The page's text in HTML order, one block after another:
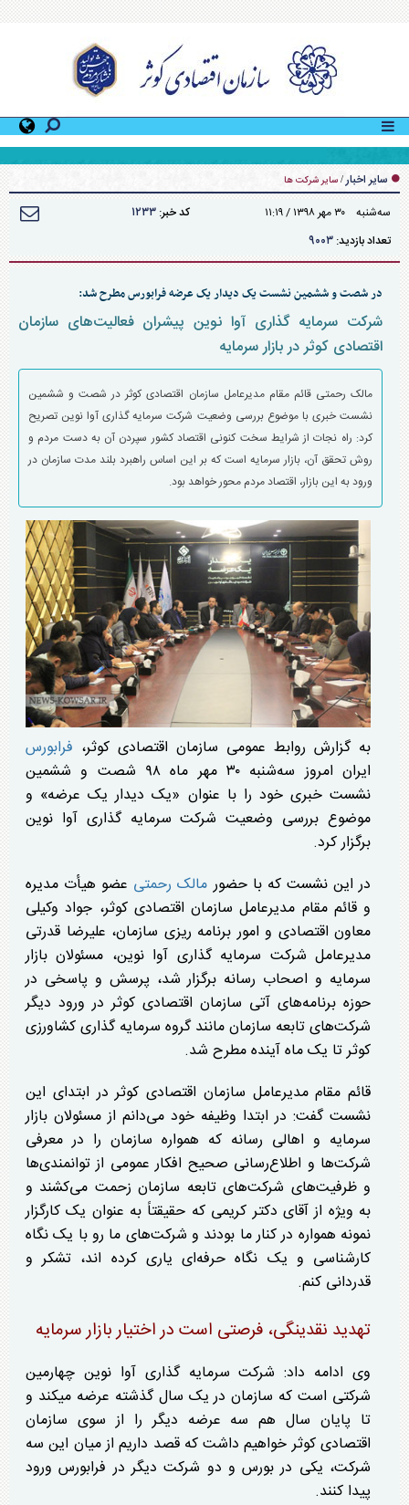
مدیرعامل محترم گروه سرمایه گذاری سپهر صادرات
سایر اخبار / سایر شرکت ها
سه‌شنبه ۳۰ مهر ۱۳۹۸ / ۱۱:۱۹ کد خبر: ۱۲۳۳
تعداد بازدید: ۹۰۰۳
در شصت و ششمین نشست یک دیدار یک عرضه فرابورس مطرح شد:
شرکت سرمایه گذاری آوا نوین پیشران فعالیت‌های سازمان
اقتصادی کوثر در بازار سرمایه
مالک رحمتی قائم مقام مدیرعامل سازمان اقتصادی کوثر در شصت و ششمین
نشست خبری با موضوع بررسی وضعیت شرکت سرمایه گذاری آوا نوین تصریح
کرد: راه نجات از شرایط سخت کنونی اقتصاد کشور سپردن آن به دست مردم و
روش تحقق آن، بازار سرمایه است که بر این اساس راهبرد بلند مدت سازمان در
ورود به این بازار، اقتصاد مردم محور خواهد بود.
به گزارش روابط عمومی سازمان اقتصادی کوثر، فرابورس
ایران امروز سه‌شنبه ۳۰ مهر ماه ۹۸ شصت و ششمین
نشست خبری خود را با عنوان «یک دیدار یک عرضه» و
موضوع بررسی وضعیت شرکت سرمایه گذاری آوا نوین
برگزار کرد.
در این نشست که با حضورمالک رحمتی عضو هیأت مدیره
و قائم مقام مدیرعامل سازمان اقتصادی کوثر، جواد وکیلی
معاون اقتصادی و امور برنامه ریزی سازمان، علیرضا قدرتی
مدیرعامل شرکت سرمایه گذاری آوا نوین، مسئولان بازار
سرمایه و اصحاب رسانه برگزار شد، پرسش و پاسخی در
حوزه برنامه‌های آتی سازمان اقتصادی کوثر در ورود دیگر
شرکت‌های تابعه سازمان مانند گروه سرمایه گذاری کشاورزی
کوثر تا یک ماه آینده مطرح شد.
قائم مقام مدیرعامل سازمان اقتصادی کوثر در ابتدای این
نشست گفت: در ابتدا وظیفه خود می‌دانم از مسئولان بازار
سرمایه و اهالی رسانه که همواره سازمان را در معرفی
شرکت‌ها و اطلاع‌رسانی صحیح افکار عمومی از توانمندی‌ها
و ظرفیت‌های شرکت‌های تابعه سازمان زحمت می‌کشند و
به ویژه از آقای دکتر کریمی که حقیقتاً به عنوان یک کارگزار
نمونه همواره در کنار ما بودند و شرکت‌های ما رو با یک نگاه
کارشناسی و یک نگاه حرفه‌ای یاری کرده اند، تشکر و
قدردانی کنم.
تهدید نقدینگی، فرصتی است در اختیار بازار سرمایه
وی ادامه داد: شرکت سرمایه گذاری آوا نوین چهارمین
شرکتی است که سازمان در یک سال گذشته عرضه میکند و
تا پایان سال هم سه عرضه دیگر را از سوی سازمان
اقتصادی کوثر خواهیم داشت که قصد داریم از میان این سه
شرکت، یکی در بورس و دو شرکت دیگر در فرابورس ورود
پیدا کنند.